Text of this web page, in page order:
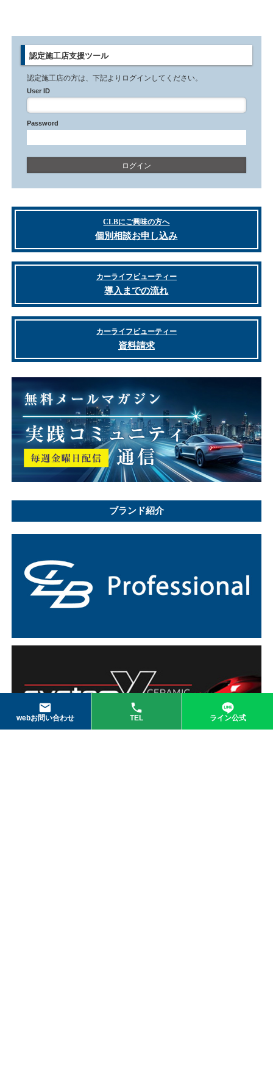
認定施工店支援ツール
認定施工店の方は、下記よりログインしてください。
User ID
Password
CLBにご興味の方へ
個別相談お申し込み
カーライフビューティー
導入までの流れ
カーライフビューティー
資料請求
ブランド紹介
webお問い合わせ TEL ライン公式